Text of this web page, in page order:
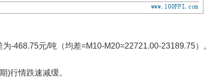
-468.75元/吨（均差=M10-M20=22721.00-23189.75）。
)行情跌速减缓。